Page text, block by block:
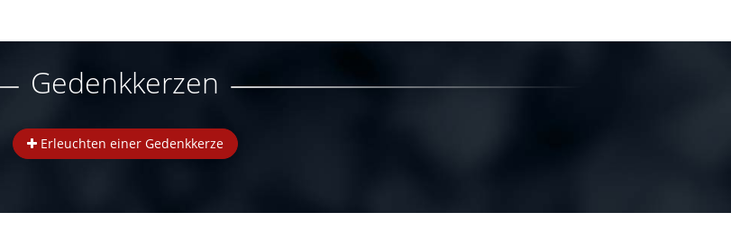
Gedenkkerzen
Erleuchten einer Gedenkkerze